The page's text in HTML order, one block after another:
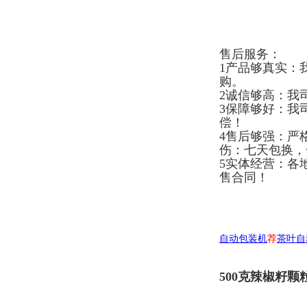
售后服务：
1产品够真实：
购。
2诚信够高：我
3保障够好：我
偿！
4售后够强：严
伤：七天包换
5实体经营：各
售合同！
自动包装机荐茶叶
500克辣椒籽颗